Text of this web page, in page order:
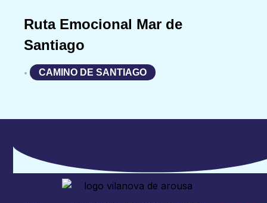
Ruta Emocional Mar de
Santiago
• CAMINO DE SANTIAGO